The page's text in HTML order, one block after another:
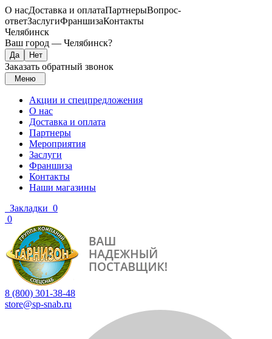
О насДоставка и оплатаПартнерыВопрос-
ответЗаслугиФраншизаКонтакты
Челябинск
Ваш город — Челябинск?
Заказать обратный звонок
Меню
Акции и спецпредложения
О нас
Доставка и оплата
Партнеры
Мероприятия
Заслуги
Франшиза
Контакты
Наши магазины
Закладки 0
0
8 (800) 301-38-48
store@sp-snab.ru